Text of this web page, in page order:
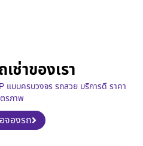
ช่าของเรา
แบบครบวงจร รถสวย บริการดี ราคา
รภาพ
จองรถ